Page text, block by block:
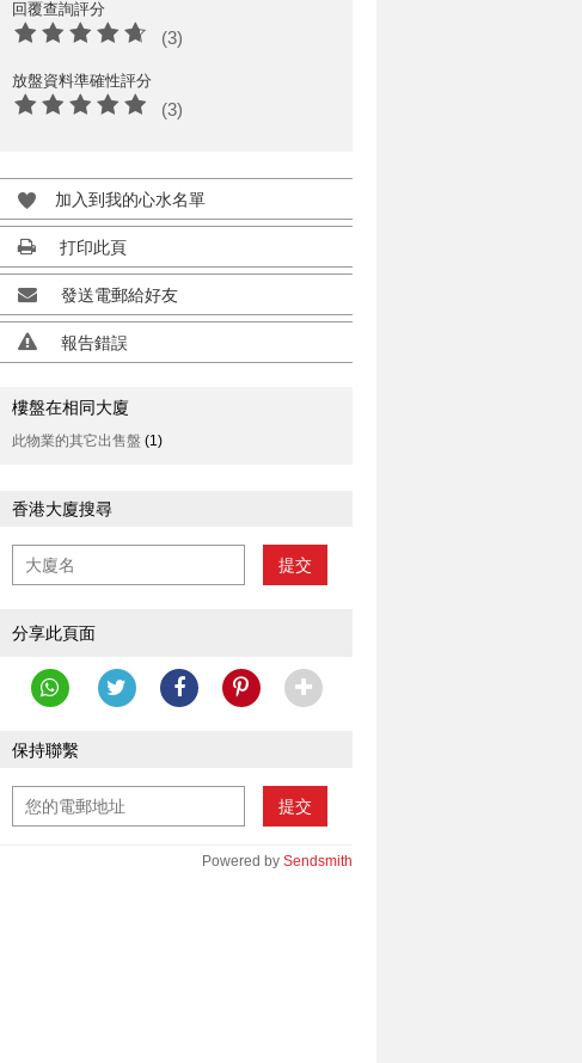
回覆查詢評分
(3)
放盤資料準確性評分
(3)
加入到我的心水名單
打印此頁
發送電郵給好友
報告錯誤
樓盤在相同大廈
此物業的其它出售盤 (1)
香港大廈搜尋
提交
分享此頁面
保持聯繫
提交
Powered by Sendsmith